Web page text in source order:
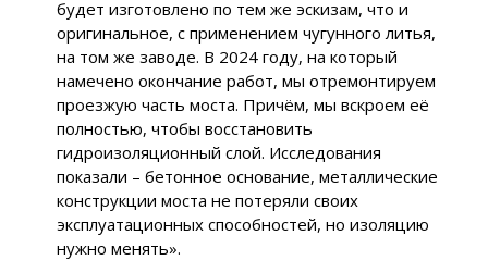
будет изготовлено по тем же эскизам, что и
оригинальное, с применением чугунного литья,
на том же заводе. В 2024 году, на который
намечено окончание работ, мы отремонтируем
проезжую часть моста. Причём, мы вскроем её
полностью, чтобы восстановить
гидроизоляционный слой. Исследования
показали – бетонное основание, металлические
конструкции моста не потеряли своих
эксплуатационных способностей, но изоляцию
нужно менять».